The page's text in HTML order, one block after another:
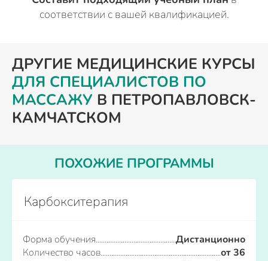
соответствии с вашей квалификацией.
ДРУГИЕ МЕДИЦИНСКИЕ КУРСЫ
ДЛЯ СПЕЦИАЛИСТОВ ПО
МАССАЖУ В ПЕТРОПАВЛОВСК-
КАМЧАТСКОМ
ПОХОЖИЕ ПРОГРАММЫ
Карбокситерапия
Форма обучения
Дистанционно
Количество часов
от 36